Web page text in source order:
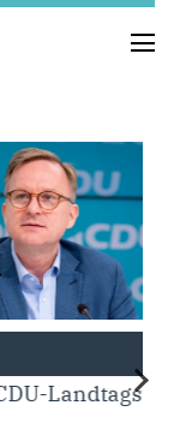
Vorsitzender der CDU-Landtagsfraktion